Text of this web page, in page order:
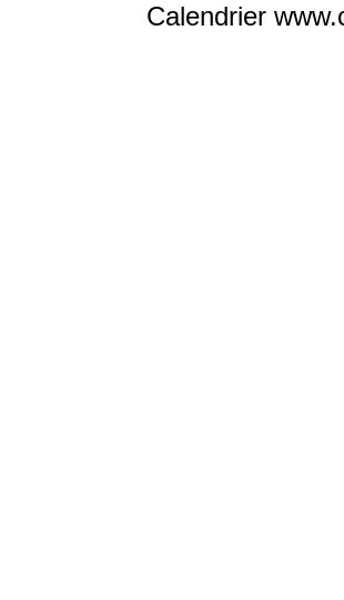
Calendrier